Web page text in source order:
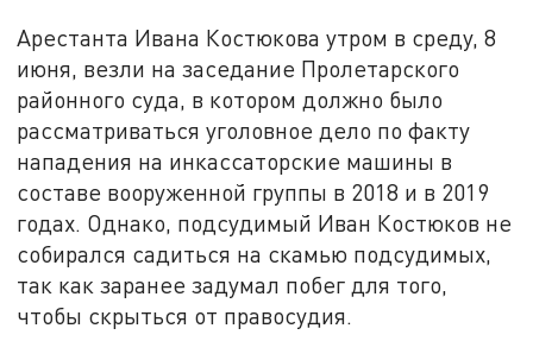
Арестанта Ивана Костюкова утром в среду, 8
июня, везли на заседание Пролетарского
районного суда, в котором должно было
рассматриваться уголовное дело по факту
нападения на инкассаторские машины в
составе вооруженной группы в 2018 и в 2019
годах. Однако, подсудимый Иван Костюков не
собирался садиться на скамью подсудимых,
так как заранее задумал побег для того,
чтобы скрыться от правосудия.